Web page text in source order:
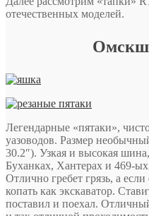
отечественных моделей.
Легендарные «пятаки»,
уазоводов. Размер
30.2″). Узкая и высокая
Буханках, Хантерах и 469-
Отлично гребет грязь, а
копать как экскаватор.
поставил и поехал.